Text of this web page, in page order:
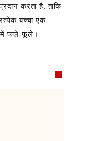
करता है, ताकि
बच्चा एक
में फले-फूले।